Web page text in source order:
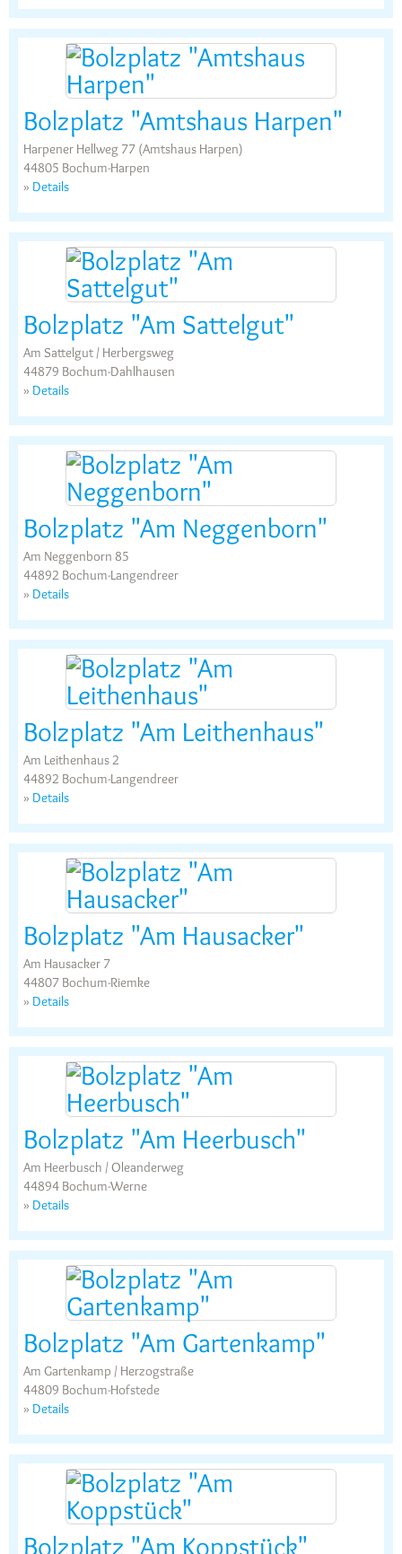
Bolzplatz "Amtshaus Harpen"
Harpener Hellweg 77 (Amtshaus Harpen)
44805 Bochum-Harpen
» Details
Bolzplatz "Am Sattelgut"
Am Sattelgut / Herbergsweg
44879 Bochum-Dahlhausen
» Details
Bolzplatz "Am Neggenborn"
Am Neggenborn 85
44892 Bochum-Langendreer
» Details
Bolzplatz "Am Leithenhaus"
Am Leithenhaus 2
44892 Bochum-Langendreer
» Details
Bolzplatz "Am Hausacker"
Am Hausacker 7
44807 Bochum-Riemke
» Details
Bolzplatz "Am Heerbusch"
Am Heerbusch / Oleanderweg
44894 Bochum-Werne
» Details
Bolzplatz "Am Gartenkamp"
Am Gartenkamp / Herzogstraße
44809 Bochum-Hofstede
» Details
Bolzplatz "Am Koppstück"